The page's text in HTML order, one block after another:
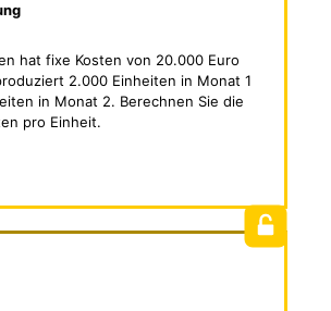
hat fixe Kosten von 20.000 Euro
2.000 Einheiten in Monat 1
in Monat 2. Berechnen Sie die
pro Einheit.